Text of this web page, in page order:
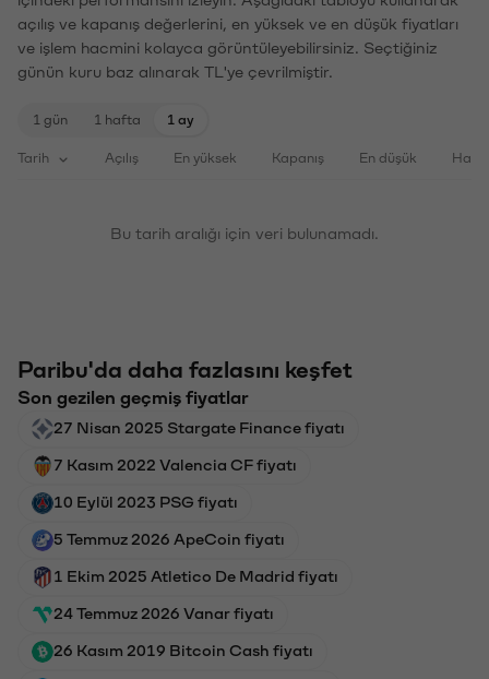
açılış ve kapanış değerlerini, en yüksek ve en düşük fiyatları
ve işlem hacmini kolayca görüntüleyebilirsiniz. Seçtiğiniz
günün kuru baz alınarak TL'ye çevrilmiştir.
1 gün 1 hafta 1 ay
Tarih Açılış En yüksek Kapanış En düşük
Bu tarih aralığı için veri bulunamadı.
Paribu'da daha fazlasını keşfet
Son gezilen geçmiş fiyatlar
27 Nisan 2025 Stargate Finance fiyatı
7 Kasım 2022 Valencia CF fiyatı
10 Eylül 2023 PSG fiyatı
5 Temmuz 2026 ApeCoin fiyatı
1 Ekim 2025 Atletico De Madrid fiyatı
24 Temmuz 2026 Vanar fiyatı
26 Kasım 2019 Bitcoin Cash fiyatı